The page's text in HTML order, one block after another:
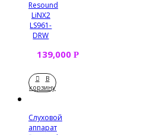
Resound
LiNX2
LS961-
DRW
139,000 Р
В
корзину
Слуховой
аппарат